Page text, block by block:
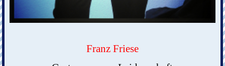
Franz Friese